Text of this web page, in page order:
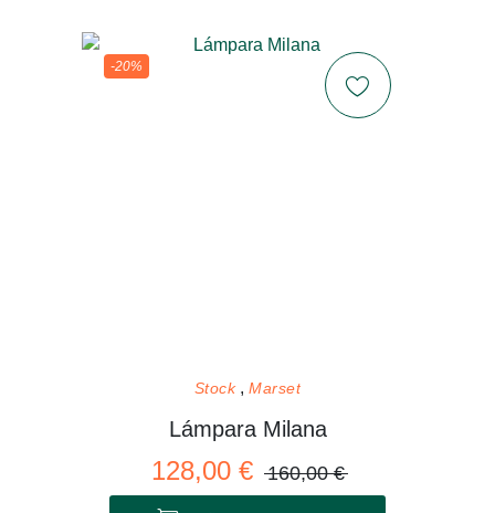
-20%
Stock Marset
Lámpara Milana
128,00 € 160,00 €